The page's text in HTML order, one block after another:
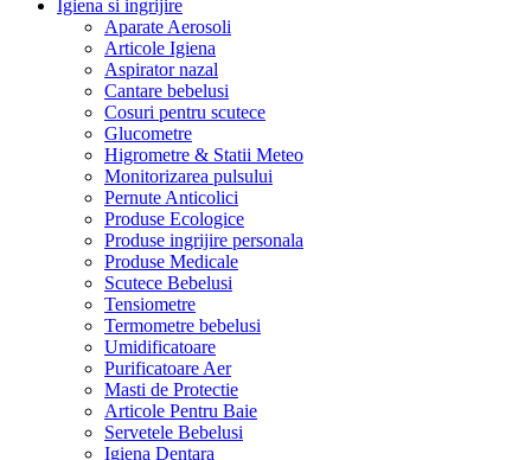
Igiena si ingrijire
Aparate Aerosoli
Articole Igiena
Aspirator nazal
Cantare bebelusi
Cosuri pentru scutece
Glucometre
Higrometre & Statii Meteo
Monitorizarea pulsului
Pernute Anticolici
Produse Ecologice
Produse ingrijire personala
Produse Medicale
Scutece Bebelusi
Tensiometre
Termometre bebelusi
Umidificatoare
Purificatoare Aer
Masti de Protectie
Articole Pentru Baie
Servetele Bebelusi
Igiena Dentara